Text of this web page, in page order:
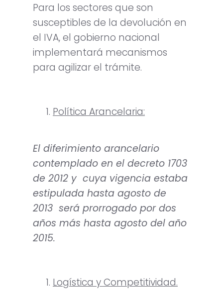
Para los sectores que son
susceptibles de la devolución en
el IVA, el gobierno nacional
implementará mecanismos
para agilizar el trámite.
Política Arancelaria:
El diferimiento arancelario
contemplado en el decreto 1703
de 2012 y cuya vigencia estaba
estipulada hasta agosto de
2013 será prorrogado por dos
años más hasta agosto del año
2015.
Logística y Competitividad.